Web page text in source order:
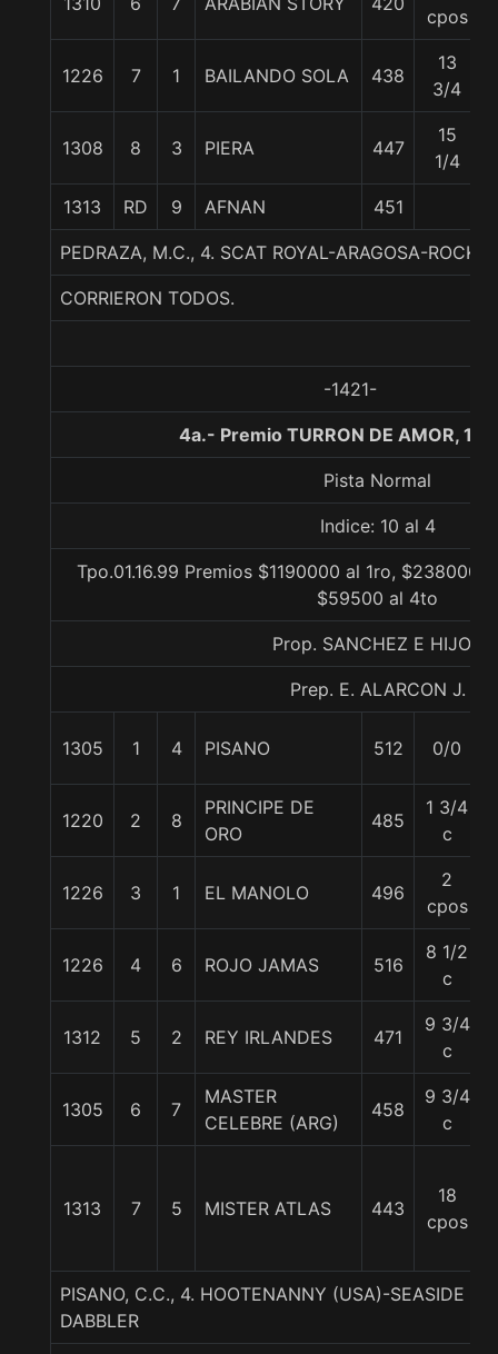
cpos
1226 7 1 BAILANDO SOLA 438
13
3/4
1308 8 3 PIERA 447
15
1/4
1313 RD 9 AFNAN 451
PEDRAZA, M.C., 4. SCAT ROYAL-ARAGOSA-ROCK
CORRIERON TODOS.
-1421-
4a.- Premio TURRON DE AMOR,
Pista Normal
Indice: 10 al 4
Tpo.01.16.99 Premios $1190000 al 1ro, $238000
$59500 al 4to
Prop. SANCHEZ E HIJOS
Prep. E. ALARCON J.
1305 1 4 PISANO 512 0/0
1220 2 8
PRINCIPE DE
ORO
485
1 3/4
c
1226 3 1 EL MANOLO 496
2
cpos
1226 4 6 ROJO JAMAS 516
8 1/2
c
1312 5 2 REY IRLANDES 471
9 3/4
c
1305 6 7
MASTER
CELEBRE (ARG)
458
9 3/4
c
1313 7 5 MISTER ATLAS 443
18
cpos
PISANO, C.C., 4. HOOTENANNY (USA)-SEASIDE
DABBLER